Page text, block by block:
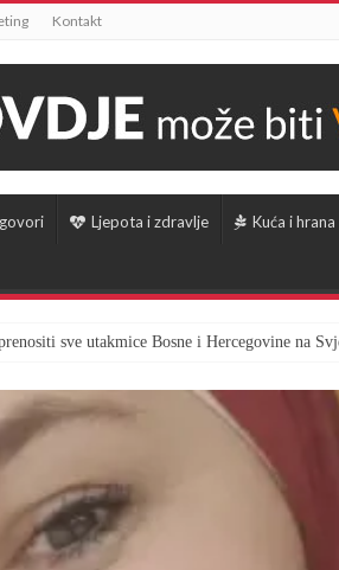
Kontakt
Ljepota i zdravlje Kuća i hrana
sve utakmice Bosne i Hercegovine na